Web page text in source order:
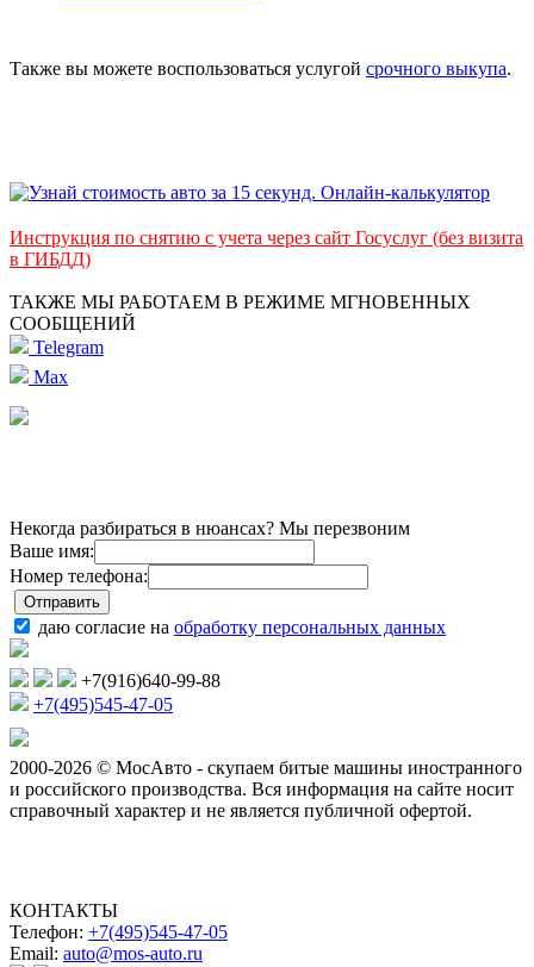
Также вы можете воспользоваться услугой срочного выкупа.
Инструкция по снятию с учета через сайт Госуслуг (без визита
в ГИБДД)
ТАКЖЕ МЫ РАБОТАЕМ В РЕЖИМЕ МГНОВЕННЫХ
СООБЩЕНИЙ
Telegram
Max
Некогда разбираться в нюансах? Мы перезвоним
Ваше имя:
Номер телефона:
даю согласие на обработку персональных данных
+7(916)640-99-88
+7(495)545-47-05
2000-2026 © МосАвто - скупаем битые машины иностранного
и российского производства. Вся информация на сайте носит
справочный характер и не является публичной офертой.
КОНТАКТЫ
Телефон: +7(495)545-47-05
Email: auto@mos-auto.ru